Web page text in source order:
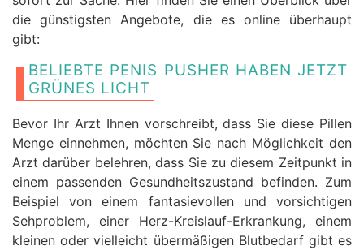
die günstigsten Angebote, die es online überhaupt
gibt:
BELIEBTE PENIS PUSHER HABEN JETZT
GRÜNES LICHT
Bevor Ihr Arzt Ihnen vorschreibt, dass Sie diese Pillen
Menge einnehmen, möchten Sie nach Möglichkeit den
Arzt darüber belehren, dass Sie zu diesem Zeitpunkt in
einem passenden Gesundheitszustand befinden. Zum
Beispiel von einem fantasievollen und vorsichtigen
Sehproblem, einer Herz-Kreislauf-Erkrankung, einem
kleinen oder vielleicht übermäßigen Blutbedarf gibt es